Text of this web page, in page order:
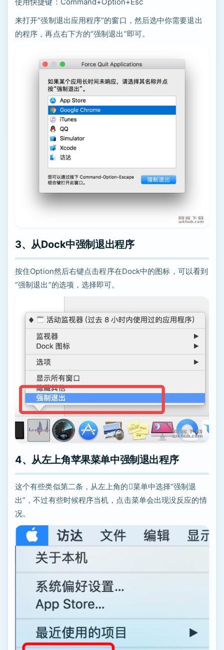
来打开“强制退出应用程序”的窗口，然后选中你需要退出
的程序，再点右下方的“强制退出”即可。
3、从Dock中强制退出程序
按住Option然后右键点击程序在Dock中的图标，可以看到
“强制退出”的选项，选择即可。
4、从左上角苹果菜单中强制退出程序
这个有些类似第二条，从左上角的菜单中选择“强制退
出”，不过有些时候程序当机，点击菜单会出现没反应的情
况。